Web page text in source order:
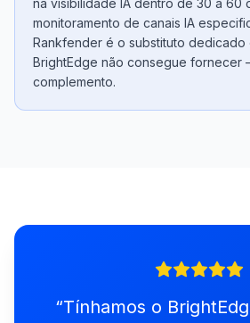
na visibilidade IA dentro de 30 a 60
monitoramento de canais IA
Rankfender é o substituto dedicado
BrightEdge não consegue fornecer
complemento.
“Tínhamos o